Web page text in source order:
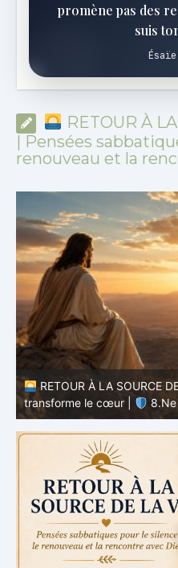
promène pas des
suis
RETOUR À
| Pensées
renouveau et la
RETOUR À LA SOURCE
transforme le cœur |
ceux qui nous ont offensés